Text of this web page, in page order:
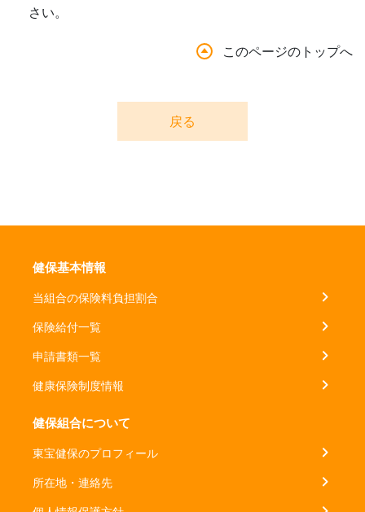
さい。
このページのトップへ
戻る
健保基本情報
当組合の保険料負担割合
保険給付一覧
申請書類一覧
健康保険制度情報
健保組合について
東宝健保のプロフィール
所在地・連絡先